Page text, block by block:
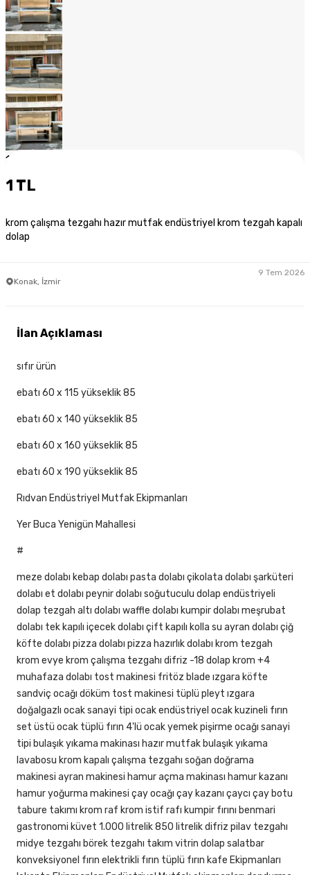
1
1 TL
krom çalışma tezgahı hazır mutfak endüstriyel krom tezgah kapalı
dolap
Konak, İzmir
9 Tem 2026
İlan Açıklaması
sıfır ürün
ebatı 60 x 115 yükseklik 85
ebatı 60 x 140 yükseklik 85
ebatı 60 x 160 yükseklik 85
ebatı 60 x 190 yükseklik 85
Rıdvan Endüstriyel Mutfak Ekipmanları
Yer Buca Yenigün Mahallesi
#
meze dolabı kebap dolabı pasta dolabı çikolata dolabı şarküteri
dolabı et dolabı peynir dolabı soğutuculu dolap endüstriyeli
dolap tezgah altı dolabı waffle dolabı kumpir dolabı meşrubat
dolabı tek kapılı içecek dolabı çift kapılı kolla su ayran dolabı çiğ
köfte dolabı pizza dolabı pizza hazırlık dolabı krom tezgah
krom evye krom çalışma tezgahı difriz -18 dolap krom +4
muhafaza dolabı tost makinesi fritöz blade ızgara köfte
sandviç ocağı döküm tost makinesi tüplü pleyt ızgara
doğalgazlı ocak sanayi tipi ocak endüstriyel ocak kuzineli fırın
set üstü ocak tüplü fırın 4'lü ocak yemek pişirme ocağı sanayi
tipi bulaşık yıkama makinası hazır mutfak bulaşık yıkama
lavabosu krom kapalı çalışma tezgahı soğan doğrama
makinesi ayran makinesi hamur açma makinası hamur kazanı
hamur yoğurma makinesi çay ocağı çay kazanı çaycı çay botu
tabure takımı krom raf krom istif rafı kumpir fırını benmari
gastronomi küvet 1.000 litrelik 850 litrelik difriz pilav tezgahı
midye tezgahı börek tezgahı takım vitrin dolap salatbar
konveksiyonel fırın elektrikli fırın tüplü fırın kafe Ekipmanları